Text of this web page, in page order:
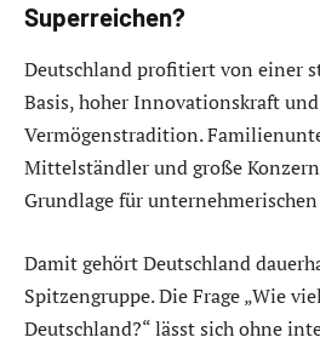
Superreichen?
Deutschland profitiert von einer
Basis, hoher Innovationskraft
Vermögenstradition.
Mittelständler und große
Grundlage für
Damit gehört Deutschland
Spitzengruppe. Die Frage „Wie
Deutschland?“ lässt sich ohne